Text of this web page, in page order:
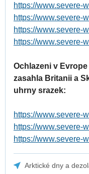
https://www.severe-
https://www.severe-
https://www.severe-
https://www.severe-
Ochlazeni v
zasahla Britanii a
uhrny srazek:
https://www.severe-
https://www.severe-
https://www.severe-
Arktické dny a